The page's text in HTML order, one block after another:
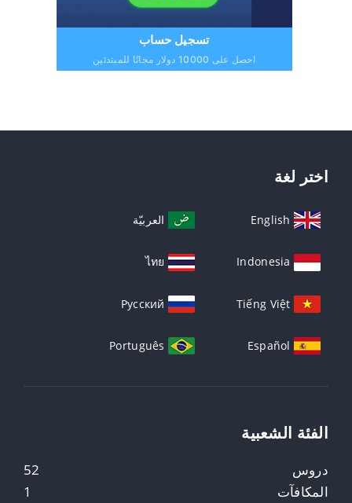
تسجيل حساب
احصل على 10000 دولار مجانًا للمبتدئين
اختر لغة
English العربيّة
Indonesia
ไทย
Tiếng Việt
Русский
Español
Português
الفئة الشعبية
52
دروس
1
المكافآت